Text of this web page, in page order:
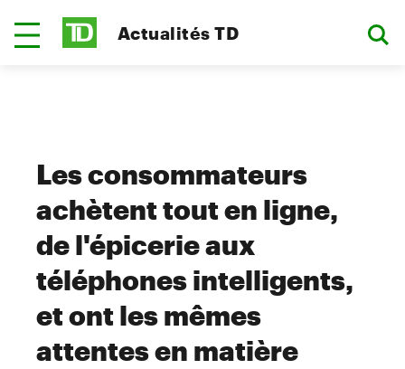
Actualités TD
Les consommateurs
achètent tout en ligne,
de l'épicerie aux
téléphones intelligents,
et ont les mêmes
attentes en matière